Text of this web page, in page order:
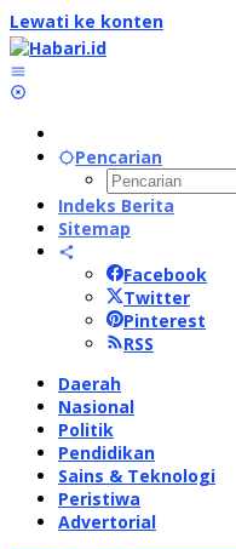
Lewati ke konten
Pencarian
Indeks Berita
Sitemap
Facebook
Twitter
Pinterest
RSS
Daerah
Nasional
Politik
Pendidikan
Sains & Teknologi
Peristiwa
Advertorial